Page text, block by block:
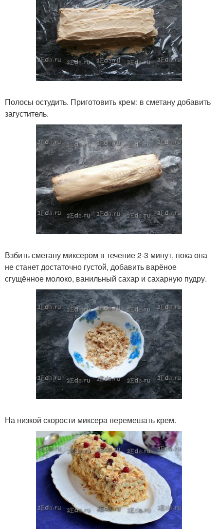
Полосы остудить. Приготовить крем: в сметану добавить
загуститель.
Взбить сметану миксером в течение 2-3 минут, пока она
не станет достаточно густой, добавить варёное
сгущённое молоко, ванильный сахар и сахарную пудру.
На низкой скорости миксера перемешать крем.